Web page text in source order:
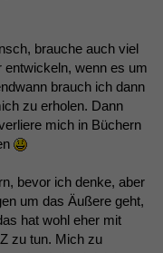
brauche auch viel
entwickeln, wenn es um
brauch ich dann
zu erholen. Dann
mich in Büchern
bevor ich denke, aber
um das Äußere geht,
hat wohl eher mit
zu tun. Mich zu